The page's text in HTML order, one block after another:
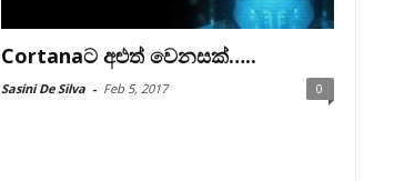
Cortanaට අළුත් වෙනසක්…..
Sasini De Silva - Feb 5, 2017 0